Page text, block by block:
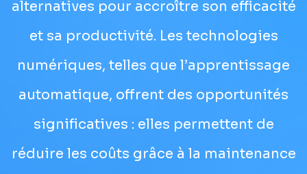
alternatives pour accroître son efficacité
et sa productivité. Les technologies
numériques, telles que l’apprentissage
automatique, offrent des opportunités
significatives : elles permettent de
réduire les coûts grâce à la maintenance